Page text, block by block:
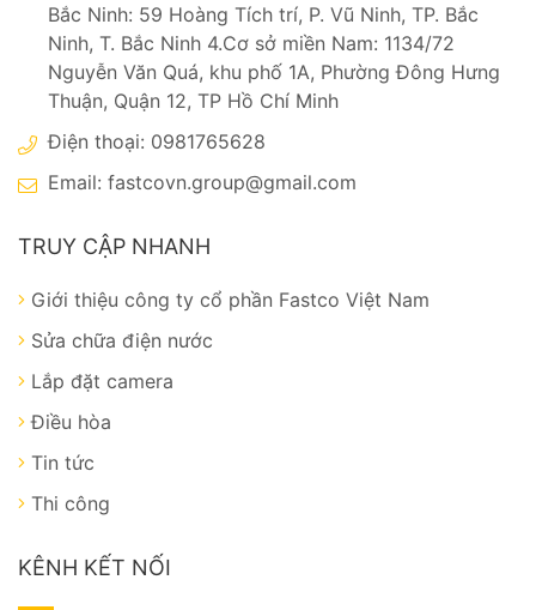
Bắc Ninh: 59 Hoàng Tích trí, P. Vũ Ninh, TP. Bắc
Ninh, T. Bắc Ninh 4.Cơ sở miền Nam: 1134/72
Nguyễn Văn Quá, khu phố 1A, Phường Đông Hưng
Thuận, Quận 12, TP Hồ Chí Minh
Điện thoại: 0981765628
Email: fastcovn.group@gmail.com
TRUY CẬP NHANH
Giới thiệu công ty cổ phần Fastco Việt Nam
Sửa chữa điện nước
Lắp đặt camera
Điều hòa
Tin tức
Thi công
KÊNH KẾT NỐI